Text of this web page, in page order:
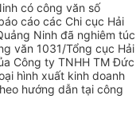
có công văn số
cáo các Chi cục Hải
Ninh đã nghiêm túc
văn 1031/Tổng cục Hải
Công ty TNHH TM Đức
hình xuất kinh doanh
hướng dẫn tại công